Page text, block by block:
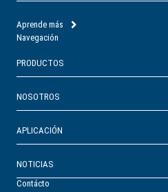
Aprende más
Navegación
PRODUCTOS
NOSOTROS
APLICACIÓN
NOTICIAS
Contácto